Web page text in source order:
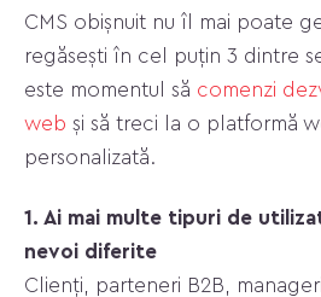
CMS obișnuit nu îl mai poate
regăsești în cel puțin 3 dintre
este momentul să сomenzi
web și să treci la o platformă
personalizată.
1. Ai mai multe tipuri de
nevoi diferite
Clienți, parteneri B2B,